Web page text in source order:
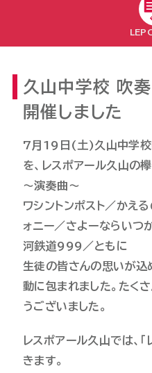
久山中学校 吹
開催しました
7月19日(土)久山中学校
を、レスポアール久山の
～演奏曲～
ワシントンポスト／かえ
ォニー／さよーならいつ
河鉄道999／ともに
生徒の皆さんの思いが込
動に包まれました。たく
うございました。
レスポアール久山では、
きます。